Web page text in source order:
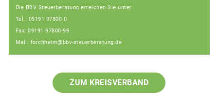
Die BBV Steuerberatung erreichen Sie unter
Tel.: 09191 97800-0
Fax: 09191 97800-99
Mail: forchheim@bbv-steuerberatung.de
ZUM KREISVERBAND